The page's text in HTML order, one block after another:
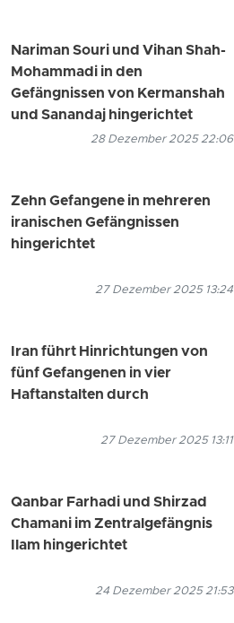
Nariman Souri und Vihan Shah-
Mohammadi in den
Gefängnissen von Kermanshah
und Sanandaj hingerichtet
28 Dezember 2025 22:06
Zehn Gefangene in mehreren
iranischen Gefängnissen
hingerichtet
27 Dezember 2025 13:24
Iran führt Hinrichtungen von
fünf Gefangenen in vier
Haftanstalten durch
27 Dezember 2025 13:11
Qanbar Farhadi und Shirzad
Chamani im Zentralgefängnis
Ilam hingerichtet
24 Dezember 2025 21:53